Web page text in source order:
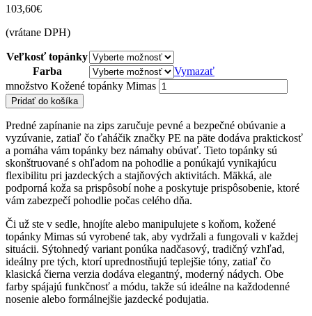
103,60€
(vrátane DPH)
Veľkosť topánky
Farba
Vymazať
množstvo Kožené topánky Mimas
Pridať do košíka
Predné zapínanie na zips zaručuje pevné a bezpečné obúvanie a
vyzúvanie, zatiaľ čo ťaháčik značky PE na päte dodáva praktickosť
a pomáha vám topánky bez námahy obúvať. Tieto topánky sú
skonštruované s ohľadom na pohodlie a ponúkajú vynikajúcu
flexibilitu pri jazdeckých a stajňových aktivitách. Mäkká, ale
podporná koža sa prispôsobí nohe a poskytuje prispôsobenie, ktoré
vám zabezpečí pohodlie počas celého dňa.
Či už ste v sedle, hnojíte alebo manipulujete s koňom, kožené
topánky Mimas sú vyrobené tak, aby vydržali a fungovali v každej
situácii. Sýtohnedý variant ponúka nadčasový, tradičný vzhľad,
ideálny pre tých, ktorí uprednostňujú teplejšie tóny, zatiaľ čo
klasická čierna verzia dodáva elegantný, moderný nádych. Obe
farby spájajú funkčnosť a módu, takže sú ideálne na každodenné
nosenie alebo formálnejšie jazdecké podujatia.